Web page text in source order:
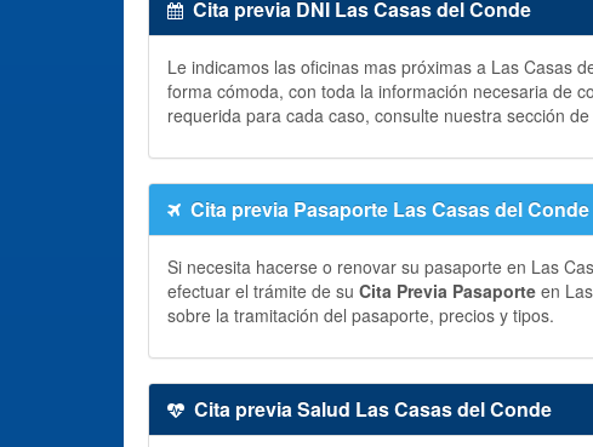
Cita previa DNI Las Casas del Conde
Le indicamos las oficinas mas próximas a Las Casas
forma cómoda, con toda la información necesaria de
requerida para cada caso, consulte nuestra sección
Cita previa Pasaporte Las Casas del Conde
Si necesita hacerse o renovar su pasaporte en Las
efectuar el trámite de su Cita Previa Pasaporte en
sobre la tramitación del pasaporte, precios y tipos.
Cita previa Salud Las Casas del Conde